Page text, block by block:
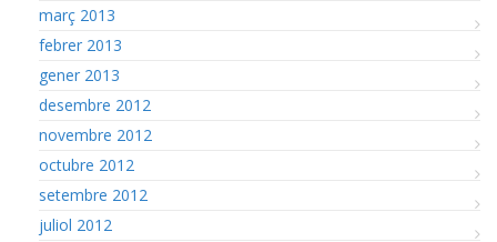
març 2013
febrer 2013
gener 2013
desembre 2012
novembre 2012
octubre 2012
setembre 2012
juliol 2012